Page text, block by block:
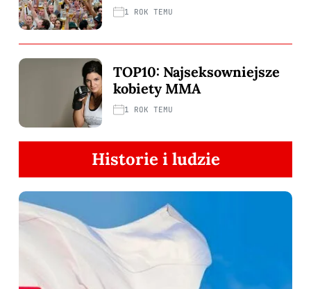
1 ROK TEMU
TOP10: Najseksowniejsze
kobiety MMA
1 ROK TEMU
Historie i ludzie